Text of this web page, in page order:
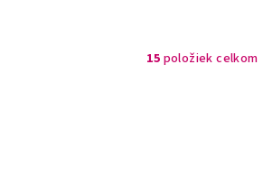
O
15 položiek celkom